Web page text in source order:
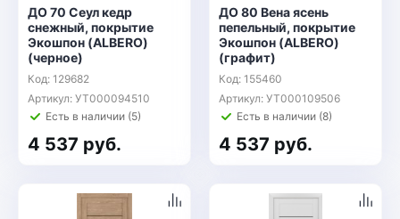
ДО 70 Сеул кедр
снежный, покрытие
Экошпон (ALBERO)
(черное)
Код: 129682
Артикул: УТ000094510
Есть в наличии (5)
4 537 руб.
ДО 80 Вена ясень
пепельный, покрытие
Экошпон (ALBERO)
(графит)
Код: 155460
Артикул: УТ000109506
Есть в наличии (8)
4 537 руб.